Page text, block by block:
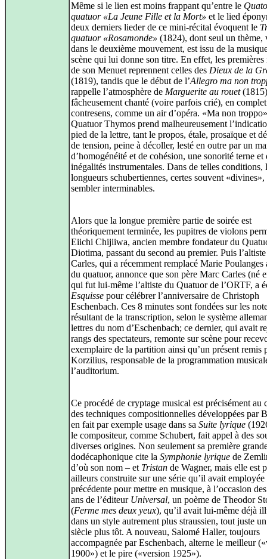
Même si le lien est moins frappant qu’entre le
quatuor «La Jeune Fille et la Mort» et le lied
deux derniers lieder de ce mini-récital évoquent le
quatuor «Rosamonde» (1824), dont seul un thème,
dans le deuxième mouvement, est issu de la
scène qui lui donne son titre. En effet, les premières
de son Menuet reprennent celles des Dieux de la
(1819), tandis que le début de l’Allegro ma non
rappelle l’atmosphère de Marguerite au rouet
fâcheusement chanté (voire parfois crié), en complet
contresens, comme un air d’opéra. «Ma non
Quatuor Thymos prend malheureusement
pied de la lettre, tant le propos, étale, prosaïque et
de tension, peine à décoller, lesté en outre par un
d’homogénéité et de cohésion, une sonorité terne et
inégalités instrumentales. Dans de telles conditions,
longueurs schubertiennes, certes souvent
sembler interminables.
Alors que la longue première partie de soirée est
théoriquement terminée, les pupitres de violons
Eiichi Chijiiwa, ancien membre fondateur du
Diotima, passant du second au premier. Puis
Carles, qui a récemment remplacé Marie Poulanges
du quatuor, annonce que son père Marc Carles (né
qui fut lui-même l’altiste du Quatuor de l’ORTF, a
Esquisse pour célébrer l’anniversaire de Christoph
Eschenbach. Ces 8 minutes sont fondées sur les
résultant de la transcription, selon le système
lettres du nom d’Eschenbach; ce dernier, qui avait
rangs des spectateurs, remonte sur scène pour
exemplaire de la partition ainsi qu’un présent remis
Korzilius, responsable de la programmation
l’auditorium.
Ce procédé de cryptage musical est précisément au
des techniques compositionnelles développées par
en fait par exemple usage dans sa Suite lyrique
le compositeur, comme Schubert, fait appel à des
diverses origines. Non seulement sa première
dodécaphonique cite la Symphonie lyrique de
d’où son nom – et Tristan de Wagner, mais elle est
ailleurs construite sur une série qu’il avait employée
précédente pour mettre en musique, à l’occasion
ans de l’éditeur Universal, un poème de Theodor
(Ferme mes deux yeux), qu’il avait lui-même déjà
dans un style autrement plus straussien, tout juste
siècle plus tôt. A nouveau, Salomé Haller, toujours
accompagnée par Eschenbach, alterne le meilleur
1900») et le pire («version 1925»).